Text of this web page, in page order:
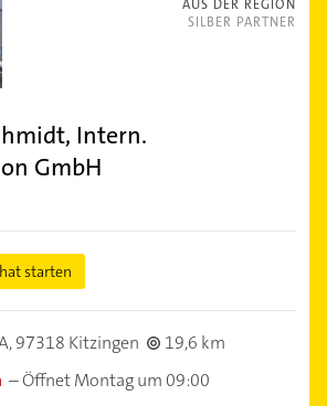
AUS DER REGION
SILBER PARTNER
Intern.
GmbH
starten
97318 Kitzingen
19,6 km
–Öffnet Montag um 09:00